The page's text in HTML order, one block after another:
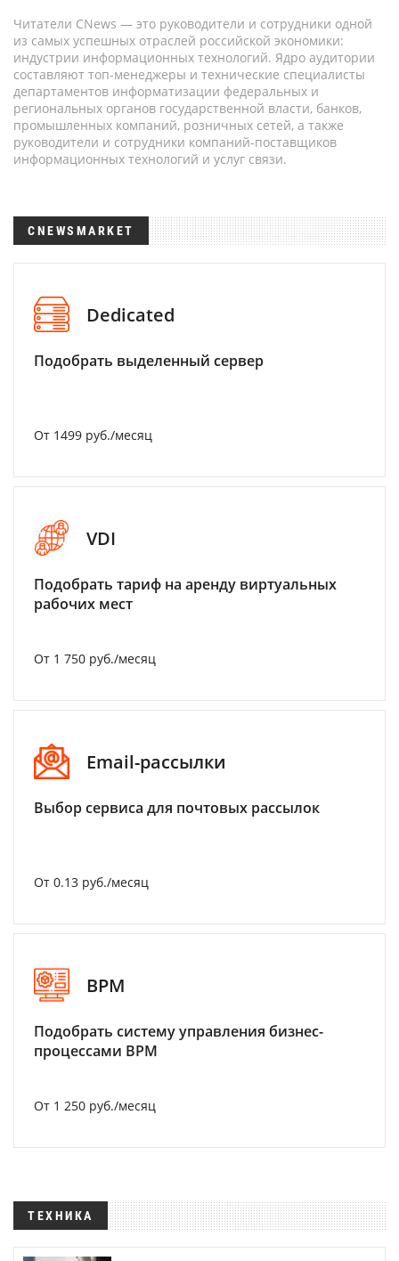
Читатели CNews — это руководители и сотрудники одной
из самых успешных отраслей российской экономики:
индустрии информационных технологий. Ядро аудитории
составляют топ-менеджеры и технические специалисты
департаментов информатизации федеральных и
региональных органов государственной власти, банков,
промышленных компаний, розничных сетей, а также
руководители и сотрудники компаний-поставщиков
информационных технологий и услуг связи.
CNEWSMARKET
Dedicated
Подобрать выделенный сервер
От 1499 руб./месяц
VDI
Подобрать тариф на аренду виртуальных
рабочих мест
От 1 750 руб./месяц
Email-рассылки
Выбор сервиса для почтовых рассылок
От 0.13 руб./месяц
BPM
Подобрать систему управления бизнес-
процессами BPM
От 1 250 руб./месяц
ТЕХНИКА